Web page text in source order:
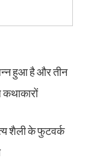
हुआ है और तीन
शैली के फुटवर्क